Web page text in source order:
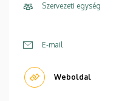
Szervezeti egység
E-mail
Weboldal